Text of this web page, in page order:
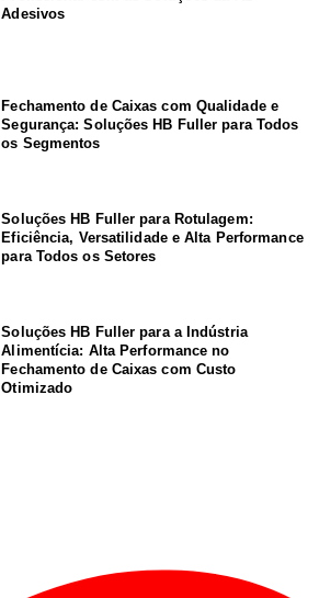
Adesivos
Fechamento de Caixas com Qualidade e
Segurança: Soluções HB Fuller para Todos
os Segmentos
Soluções HB Fuller para Rotulagem:
Eficiência, Versatilidade e Alta Performance
para Todos os Setores
Soluções HB Fuller para a Indústria
Alimentícia: Alta Performance no
Fechamento de Caixas com Custo
Otimizado